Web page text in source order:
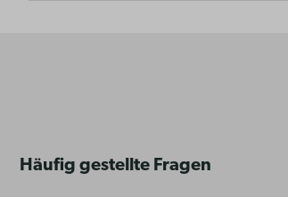
Häufig gestellte Fragen